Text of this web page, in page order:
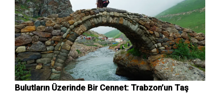
Bulutların Üzerinde Bir Cennet: Trabzon’un Taş